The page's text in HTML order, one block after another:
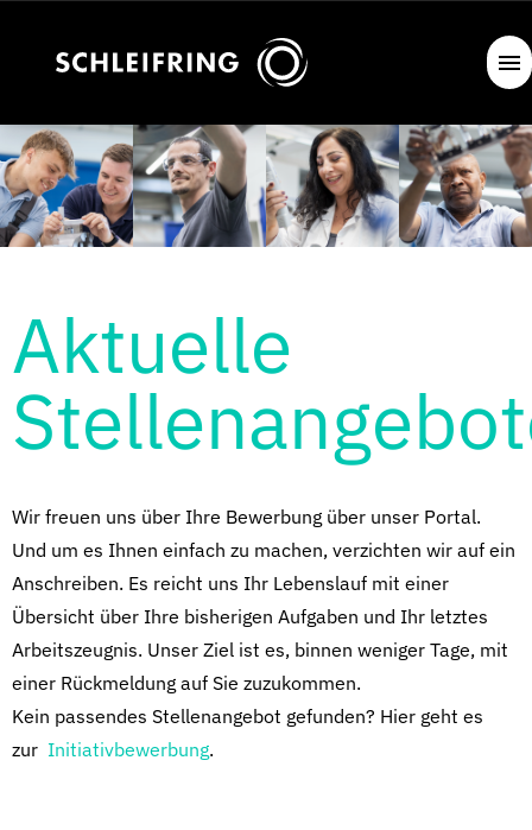
Aktuelle
Wir freuen uns über Ihre Bewerbung über unser Portal.
Und um es Ihnen einfach zu machen, verzichten wir auf ein
Anschreiben. Es reicht uns Ihr Lebenslauf mit einer
Übersicht über Ihre bisherigen Aufgaben und Ihr letztes
Arbeitszeugnis. Unser Ziel ist es, binnen weniger Tage, mit
einer Rückmeldung auf Sie zuzukommen.
Kein passendes Stellenangebot gefunden? Hier geht es
zur Initiativbewerbung.